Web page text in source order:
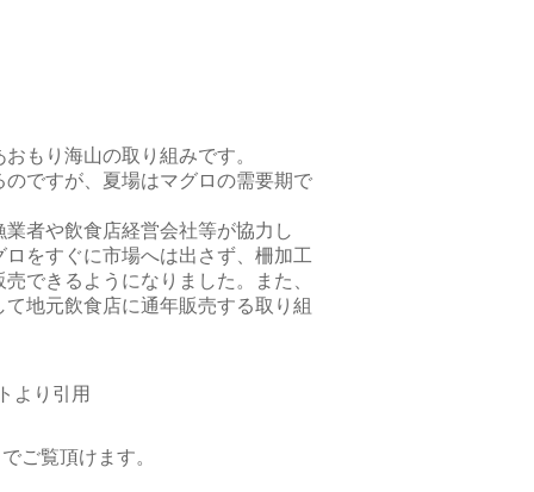
もり海山の取り組みです。
ですが、夏場はマグロの需要期で
者や飲食店経営会社等が協力し
をすぐに市場へは出さず、柵加工
できるようになりました。また、
地元飲食店に通年販売する取り組
より引用
でご覧頂けます。